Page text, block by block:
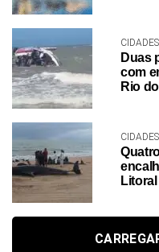
CIDADES
Duas
com
Rio
CIDADES